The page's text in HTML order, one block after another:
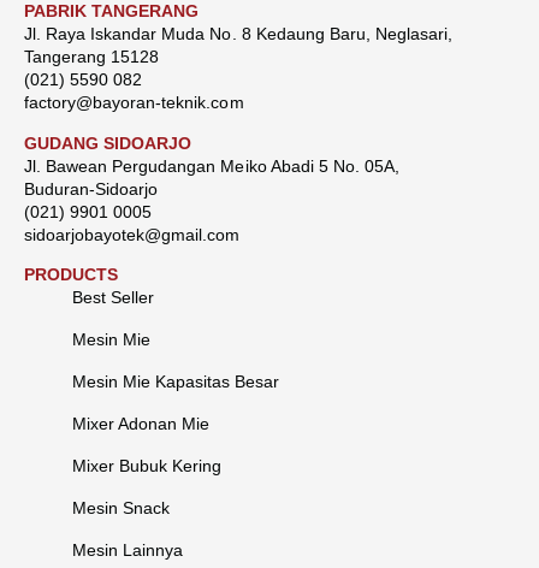
PABRIK TANGERANG
Jl. Raya Iskandar Muda No. 8 Kedaung Baru, Neglasari,
Tangerang 15128
(021) 5590 082
factory@bayoran-teknik.com
GUDANG SIDOARJO
Jl. Bawean Pergudangan Meiko Abadi 5 No. 05A,
Buduran-Sidoarjo
(021) 9901 0005
sidoarjobayotek@gmail.com
PRODUCTS
Best Seller
Mesin Mie
Mesin Mie Kapasitas Besar
Mixer Adonan Mie
Mixer Bubuk Kering
Mesin Snack
Mesin Lainnya